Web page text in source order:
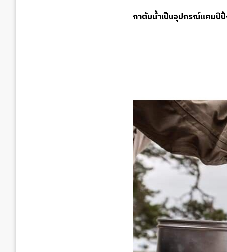
กาต้มน้ำเป็นอุปกรณ์แคมป์ปิ้